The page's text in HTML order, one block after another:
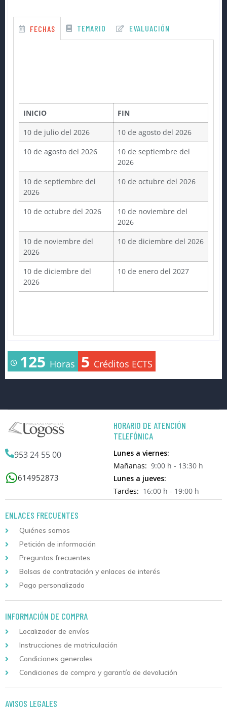
FECHAS TEMARIO EVALUACIÓN
INICIO
FIN
10 de julio del 2026
10 de agosto del 2026
10 de agosto del 2026
10 de septiembre del
2026
10 de septiembre del
2026
10 de octubre del 2026
10 de octubre del 2026
10 de noviembre del
2026
10 de noviembre del
2026
10 de diciembre del 2026
10 de diciembre del
2026
10 de enero del 2027
125 Horas 5 Créditos ECTS
953 24 55 00
614952873
HORARIO DE ATENCIÓN
TELEFÓNICA
Lunes a viernes:
Mañanas: 9:00 h - 13:30 h
Lunes a jueves:
Tardes: 16:00 h - 19:00 h
ENLACES FRECUENTES
Quiénes somos
Petición de información
Preguntas frecuentes
Bolsas de contratación y enlaces de interés
Pago personalizado
INFORMACIÓN DE COMPRA
Localizador de envíos
Instrucciones de matriculación
Condiciones generales
Condiciones de compra y garantía de devolución
AVISOS LEGALES